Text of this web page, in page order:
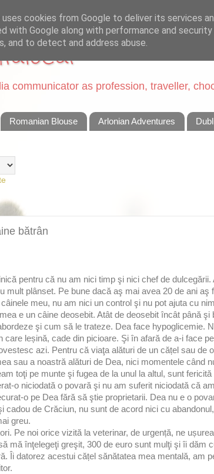
communicator as profession, traveller,
Romanian Blouse Arlonian Adventures
bătrân
pentru că nu am nici timp şi nici chef de
mult plânset. Pe bune dacă aş mai avea 20 de ani
meu, nu am nici un control şi nu pot ajuta cu
e un câine deosebit. Atât de deosebit încât până
şi cum să le trateze. Dea face hypoglicemie.
care leșină, cade din picioare. Şi în afară de a-i face
azi. Pentru că viaţa alături de un cățel sau de
sau a noastră alături de Dea, nici momentele când
toţi pe munte şi fugea de la unul la altul, sunt
o niciodată o povară şi nu am suferit niciodată că
o pe Dea fără să ştie proprietarii. Dea nu e o
cadou de Crăciun, nu sunt de acord nici cu
greu.
Pe noi orice vizită la veterinar, de urgență, ne
mă înţelegeţi greşit, 300 de euro sunt mulţi şi îi dăm
Îi datorez acestui cățel sănătatea mea mentală, am
cookies from Google to deliver its services
with Google along with performance and
and to detect and address abuse.